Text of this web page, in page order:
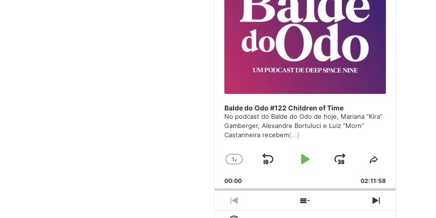
Balde do Odo #122 Children of Time
No podcast do Balde do Odo de hoje, Mariana “Kira”
Gamberger, Alexandre Bortuluci e Luiz “Morn”
Castanheira recebem[...]
Change
Rate
1x
Skip
Play
Jump
Forward
Share
Episode
00:00 02:11:58
Previous
Episode
Show
Next